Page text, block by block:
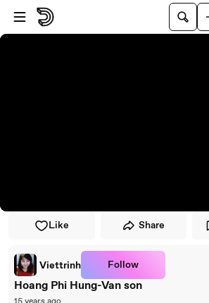
Skip to player
Skip to main content
Like Share
Viettrinh Follow
Hoang Phi Hung-Van son